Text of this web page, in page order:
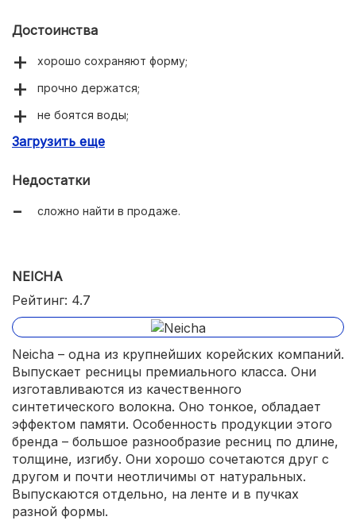
Достоинства
хорошо сохраняют форму;
прочно держатся;
не боятся воды;
долго носятся;
Загрузить еще
Недостатки
сложно найти в продаже.
NEICHA
Рейтинг: 4.7
Neicha – одна из крупнейших корейских компаний.
Выпускает ресницы премиального класса. Они
изготавливаются из качественного
синтетического волокна. Оно тонкое, обладает
эффектом памяти. Особенность продукции этого
бренда – большое разнообразие ресниц по длине,
толщине, изгибу. Они хорошо сочетаются друг с
другом и почти неотличимы от натуральных.
Выпускаются отдельно, на ленте и в пучках
разной формы.